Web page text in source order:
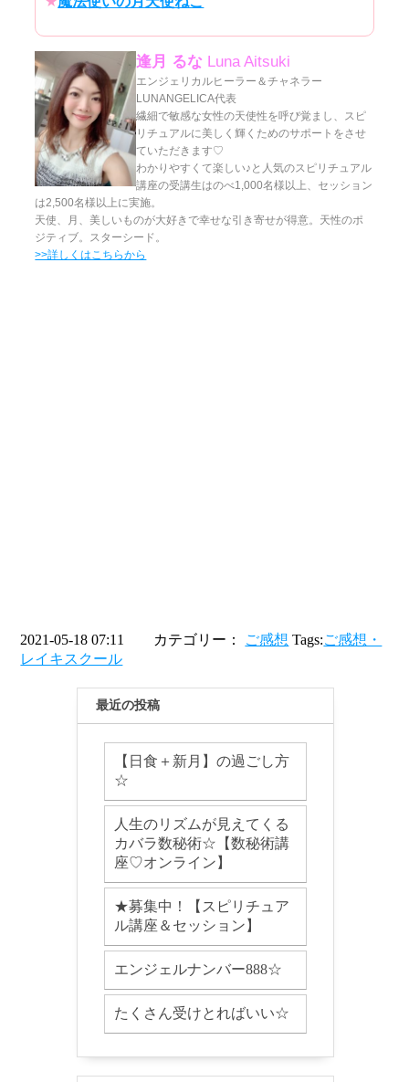
逢月 るな Luna Aitsuki
エンジェリカルヒーラー＆チャネラー
LUNANGELICA代表
繊細で敏感な女性の天使性を呼び覚まし、スピ
リチュアルに美しく輝くためのサポートをさせ
ていただきます♡
わかりやすくて楽しい♪と人気のスピリチュアル
講座の受講生はのべ1,000名様以上、セッション
は2,500名様以上に実施。
天使、月、美しいものが大好きで幸せな引き寄せが得意。天性のポ
ジティブ。スターシード。
>>詳しくはこちらから
2021-05-18 07:11 カテゴリー： ご感想 Tags:ご感想・
レイキスクール
最近の投稿
【日食＋新月】の過ごし方
☆
人生のリズムが見えてくる
カバラ数秘術☆【数秘術講
座♡オンライン】
★募集中！【スピリチュア
ル講座＆セッション】
エンジェルナンバー888☆
たくさん受けとればいい☆